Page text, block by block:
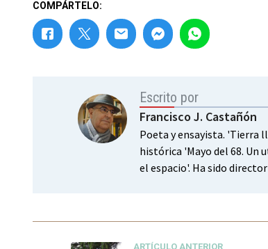
COMPÁRTELO:
Escrito por
Francisco J. Castañón
Poeta y ensayista. 'Tierra
histórica 'Mayo del 68. Un
el espacio'. Ha sido
ARTÍCULO ANTERIOR